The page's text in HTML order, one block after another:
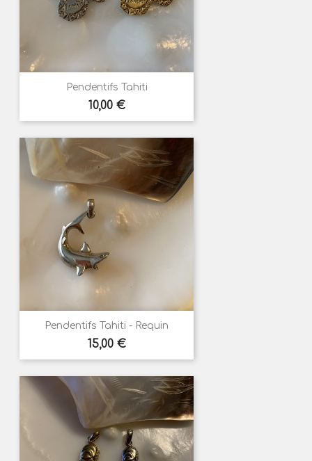
Pendentifs Tahiti
Prix
10,00 €
Pendentifs Tahiti - Requin
Prix
15,00 €